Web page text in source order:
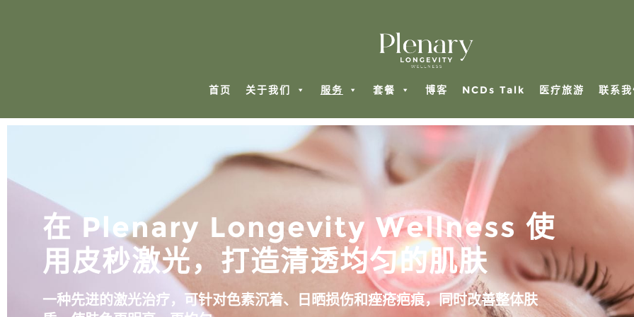
首页 关于我们 服务 套餐 博客 NCDs Talk 医疗旅游 联系
在 Plenary Longevity Wellness 使
用皮秒激光，打造清透均匀的肌肤
一种先进的激光治疗，可针对色素沉着、日晒损伤和痤疮疤痕，同时改善整体肤